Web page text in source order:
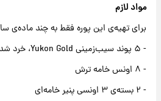
مواد لازم
برای تهیه‌ی این پوره فقط به چند ماده‌ی
- ۵ پوند سیب‌زمینی Yukon Gold، خرد شده
- ۸ اونس خامه ترش
- ۲ بسته‌ی ۳ اونسی پنیر خامه‌ای